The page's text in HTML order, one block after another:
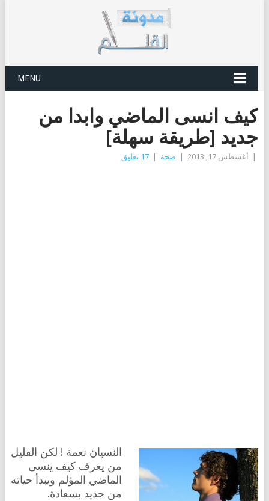
MENU
كيف انسى الماضي وابدا من
جديد [طريقة سهلة]
أغسطس 17, 2013 صحة 17 تعليق
النسيان نعمة ! لكن القليل
من يعرف كيف ينسى
الماضي المؤلم ويبدأ حياته
من جديد بسعادة.